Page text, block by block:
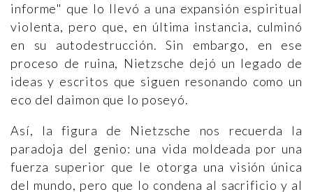
informe" que lo llevó a una expansión espiritual
violenta, pero que, en última instancia, culminó
en su autodestrucción. Sin embargo, en ese
proceso de ruina, Nietzsche dejó un legado de
ideas y escritos que siguen resonando como un
eco del daimon que lo poseyó.
Así, la figura de Nietzsche nos recuerda la
paradoja del genio: una vida moldeada por una
fuerza superior que le otorga una visión única
del mundo, pero que lo condena al sacrificio y al